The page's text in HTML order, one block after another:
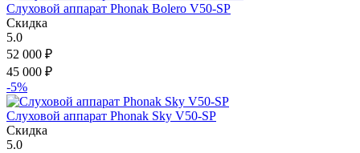
Слуховой аппарат Phonak Bolero V50-SP
Скидка
5.0
52 000 ₽
45 000 ₽
-5%
Слуховой аппарат Phonak Sky V50-SP
Скидка
5.0